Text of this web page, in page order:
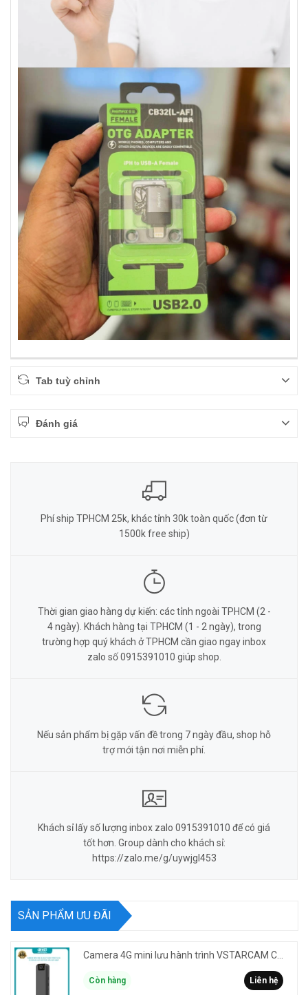
Tab tuỳ chỉnh
Đánh giá
Phí ship TPHCM 25k, khác tỉnh 30k toàn quốc (đơn từ
1500k free ship)
Thời gian giao hàng dự kiến: các tỉnh ngoài TPHCM (2 -
4 ngày). Khách hàng tại TPHCM (1 - 2 ngày), trong
trường hợp quý khách ở TPHCM cần giao ngay inbox
zalo số 0915391010 giúp shop.
Nếu sản phẩm bị gặp vấn đề trong 7 ngày đầu, shop hỗ
trợ mới tận nơi miễn phí.
Khách sỉ lấy số lượng inbox zalo 0915391010 để có giá
tốt hơn. Group dành cho khách sỉ:
https://zalo.me/g/uywjgl453
SẢN PHẨM ƯU ĐÃI
Camera 4G mini lưu hành trình VSTARCAM CB77 phân giải 3MP FullHD 1080P - Action cam quay Vlog
Còn hàng Liên hệ